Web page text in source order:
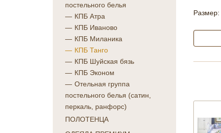
постельного белья
КПБ Атра
КПБ Иваново
КПБ Миланика
КПБ Танго
КПБ Шуйская бязь
КПБ Эконом
Отельная группа
постельного белья (сатин,
перкаль, ранфорс)
ПОЛОТЕНЦА
Размер: